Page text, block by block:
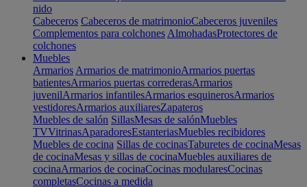
nido
Cabeceros Cabeceros de matrimonioCabeceros juveniles
Complementos para colchones AlmohadasProtectores de
colchones
Muebles
Armarios Armarios de matrimonioArmarios puertas
batientesArmarios puertas correderasArmarios
juvenilArmarios infantilesArmarios esquinerosArmarios
vestidoresArmarios auxiliaresZapateros
Muebles de salón SillasMesas de salónMuebles
TVVitrinasAparadoresEstanteriasMuebles recibidores
Muebles de cocina Sillas de cocinasTaburetes de cocinaMesas
de cocinaMesas y sillas de cocinaMuebles auxiliares de
cocinaArmarios de cocinaCocinas modularesCocinas
completasCocinas a medida